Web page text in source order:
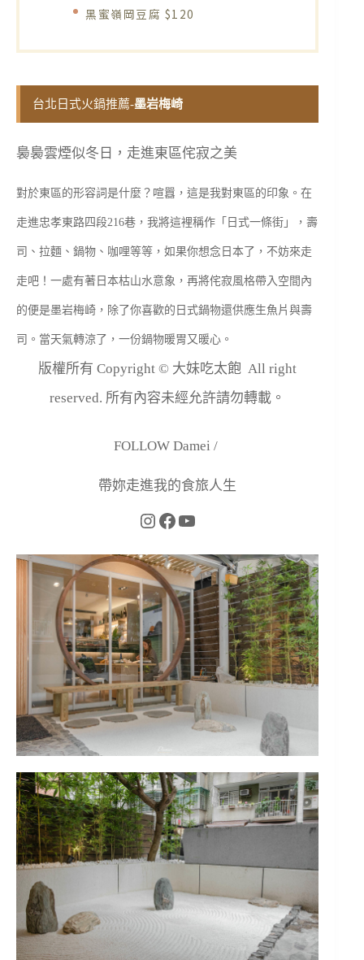
黑蜜嶺岡豆腐 $120
台北日式火鍋推薦-墨岩梅崎
裊裊雲煙似冬日，走進東區侘寂之美
對於東區的形容詞是什麼？喧囂，這是我對東區的印象。在
走進忠孝東路四段216巷，我將這裡稱作「日式一條街」，壽
司、拉麵、鍋物、咖哩等等，如果你想念日本了，不妨來走
走吧！一處有著日本枯山水意象，再將侘寂風格帶入空間內
的便是墨岩梅崎，除了你喜歡的日式鍋物還供應生魚片與壽
司。當天氣轉涼了，一份鍋物暖胃又暖心。
版權所有 Copyright © 大妹吃太飽 All right
reserved. 所有內容未經允許請勿轉載。
FOLLOW Damei /
帶妳走進我的食旅人生